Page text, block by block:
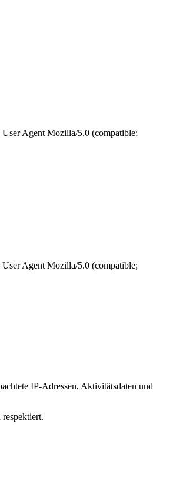
User Agent Mozilla/5.0 (compatible;
User Agent Mozilla/5.0 (compatible;
IP-Adressen, Aktivitätsdaten und